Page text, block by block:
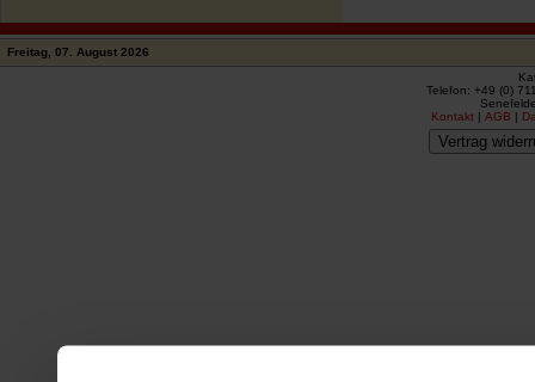
Freitag, 07. August 2026
Telefon: +49 (0)
Kontakt |AGB |
Vertrag